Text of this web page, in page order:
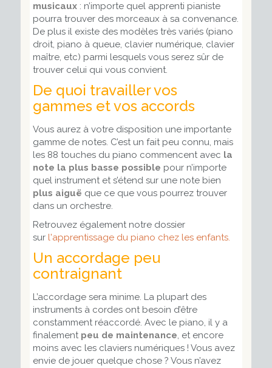
musicaux: n’importe quel apprenti pianiste
pourra trouver des morceaux à sa convenance.
De plus il existe des modèles très variés (piano
droit, piano à queue, clavier numérique, clavier
maître, etc) parmi lesquels vous serez sûr de
trouver celui qui vous convient.
De quoi travailler vos
gammes et vos accords
Vous aurez à votre disposition une importante
gamme de notes. C’est un fait peu connu, mais
les 88 touches du piano commencent avec la
note la plus basse possible pour n’importe
quel instrument et s’étend sur une note bien
plus aiguë que ce que vous pourrez trouver
dans un orchestre.
Retrouvez également notre dossier
sur l'apprentissage du piano chez les enfants.
Un accordage peu
contraignant
L’accordage sera minime. La plupart des
instruments à cordes ont besoin d’être
constamment réaccordé. Avec le piano, il y a
finalementpeu de maintenance, et encore
moins avec les claviers numériques ! Vous avez
envie de jouer quelque chose ? Vous n’avez